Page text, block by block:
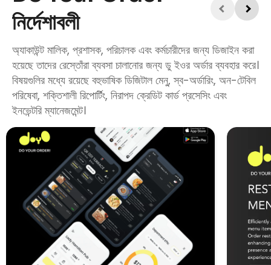
নির্দেশাবলী
অ্যাকাউন্ট মালিক, প্রশাসক, পরিচালক এবং কর্মচারীদের জন্য ডিজাইন করা
হয়েছে তাদের রেস্তোঁরা ব্যবসা চালানোর জন্য ডু ইওর অর্ডার ব্যবহার করে।
বিষয়গুলির মধ্যে রয়েছে বহুভাষিক ডিজিটাল মেনু, স্ব-অর্ডারিং, অন-টেবিল
পরিষেবা, শক্তিশালী রিপোর্টিং, নিরাপদ ক্রেডিট কার্ড প্রসেসিং এবং
ইনভেন্টরি ম্যানেজমেন্ট।